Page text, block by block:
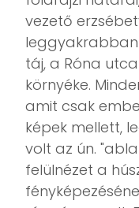
vezető
táj, a Róna
környéke.
amit csak
képek mellett,
volt az ún.
felülnézet a